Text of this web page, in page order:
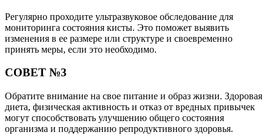
Регулярно проходите ультразвуковое обследование для
мониторинга состояния кисты. Это поможет выявить
изменения в ее размере или структуре и своевременно
принять меры, если это необходимо.
СОВЕТ №3
Обратите внимание на свое питание и образ жизни. Здоровая
диета, физическая активность и отказ от вредных привычек
могут способствовать улучшению общего состояния
организма и поддержанию репродуктивного здоровья.